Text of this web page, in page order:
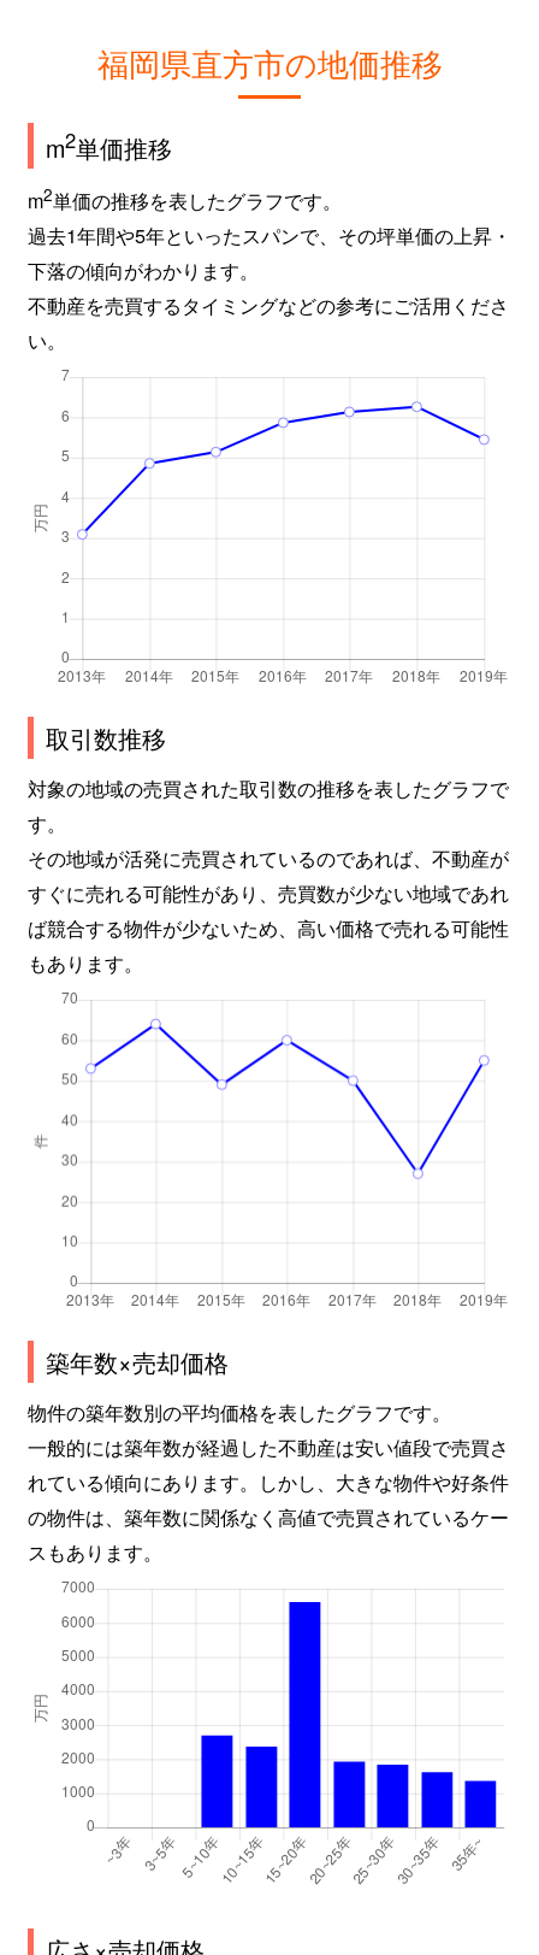
福岡県直方市の地価推移
m2単価推移
m2単価の推移を表したグラフです。
過去1年間や5年といったスパンで、その坪単価の上昇・
下落の傾向がわかります。
不動産を売買するタイミングなどの参考にご活用くださ
い。
取引数推移
対象の地域の売買された取引数の推移を表したグラフで
す。
その地域が活発に売買されているのであれば、不動産が
すぐに売れる可能性があり、売買数が少ない地域であれ
ば競合する物件が少ないため、高い価格で売れる可能性
もあります。
築年数×売却価格
物件の築年数別の平均価格を表したグラフです。
一般的には築年数が経過した不動産は安い値段で売買さ
れている傾向にあります。しかし、大きな物件や好条件
の物件は、築年数に関係なく高値で売買されているケー
スもあります。